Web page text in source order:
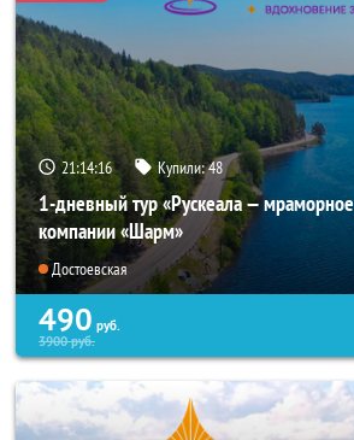
21:14:14 Купили:48
1-дневный тур «Рускеала — мраморное
компании «Шарм»
Достоевская
490 руб.
3900руб.